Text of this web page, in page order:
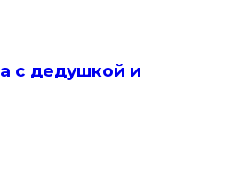
с дедушкой и